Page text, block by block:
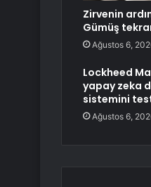
Zirvenin
Gümüş
Ağustos 6,
Lockheed
yapay zeka
sistemini
Ağustos 6,